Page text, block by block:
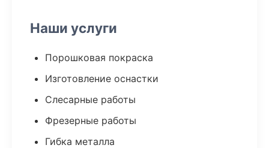
Наши услуги
Порошковая покраска
Изготовление оснастки
Слесарные работы
Фрезерные работы
Гибка металла